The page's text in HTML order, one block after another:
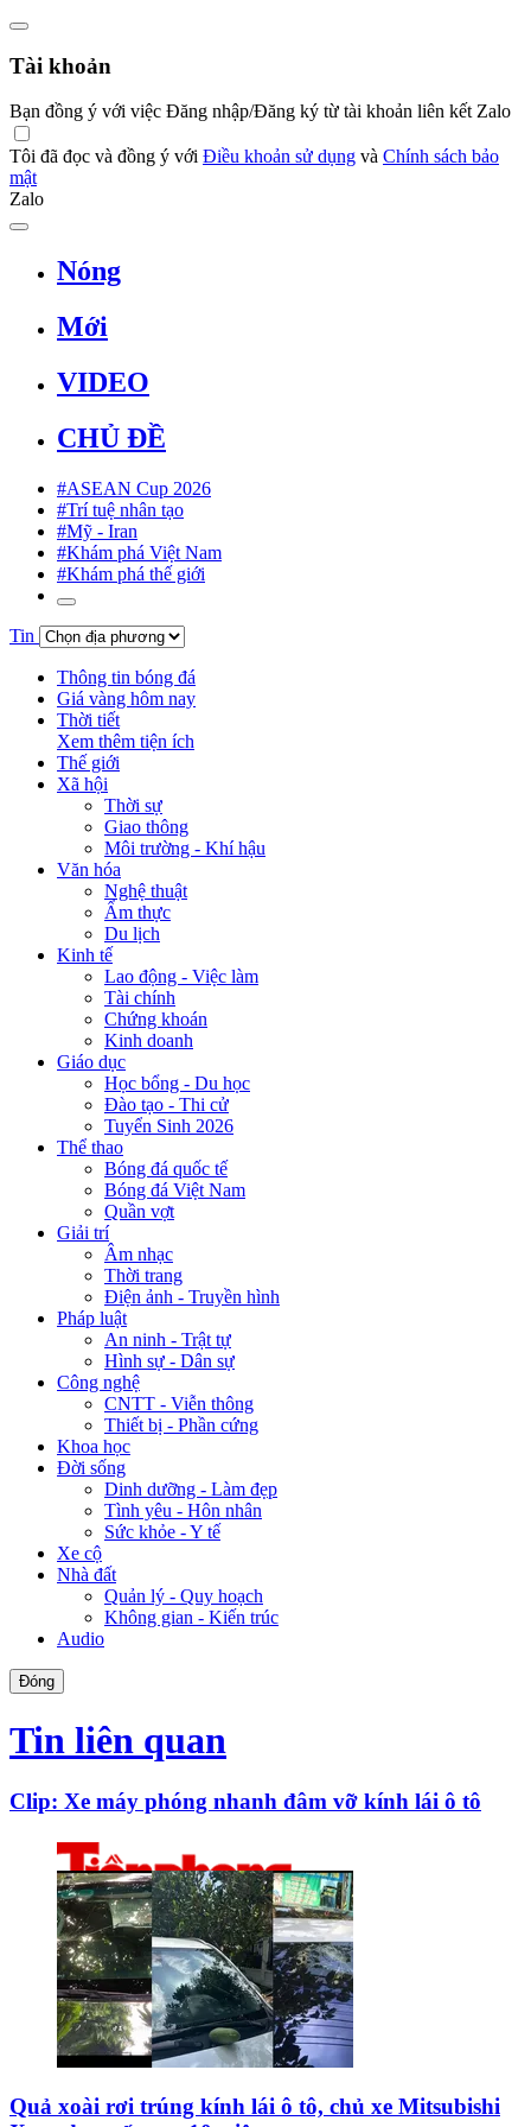
Tài khoản
Bạn đồng ý với việc Đăng nhập/Đăng ký từ tài khoản liên kết Zalo
Tôi đã đọc và đồng ý với Điều khoản sử dụng và Chính sách bảo
mật
Zalo
Nóng
Mới
VIDEO
CHỦ ĐỀ
#ASEAN Cup 2026
#Trí tuệ nhân tạo
#Mỹ - Iran
#Khám phá Việt Nam
#Khám phá thế giới
Tin
Thông tin bóng đá
Giá vàng hôm nay
Thời tiết
Xem thêm tiện ích
Thế giới
Xã hội
Thời sự
Giao thông
Môi trường - Khí hậu
Văn hóa
Nghệ thuật
Ẩm thực
Du lịch
Kinh tế
Lao động - Việc làm
Tài chính
Chứng khoán
Kinh doanh
Giáo dục
Học bổng - Du học
Đào tạo - Thi cử
Tuyển Sinh 2026
Thể thao
Bóng đá quốc tế
Bóng đá Việt Nam
Quần vợt
Giải trí
Âm nhạc
Thời trang
Điện ảnh - Truyền hình
Pháp luật
An ninh - Trật tự
Hình sự - Dân sự
Công nghệ
CNTT - Viễn thông
Thiết bị - Phần cứng
Khoa học
Đời sống
Dinh dưỡng - Làm đẹp
Tình yêu - Hôn nhân
Sức khỏe - Y tế
Xe cộ
Nhà đất
Quản lý - Quy hoạch
Không gian - Kiến trúc
Audio
Đóng
Tin liên quan
Clip: Xe máy phóng nhanh đâm vỡ kính lái ô tô
Quả xoài rơi trúng kính lái ô tô, chủ xe Mitsubishi